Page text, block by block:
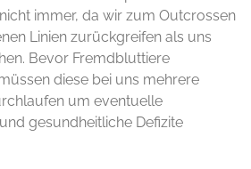
immer, da wir zum Outcrossen
Linien zurückgreifen als uns
Bevor Fremdbluttiere
diese bei uns mehrere
um eventuelle
gesundheitliche Defizite